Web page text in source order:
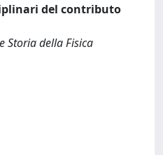
del contributo
Storia della Fisica